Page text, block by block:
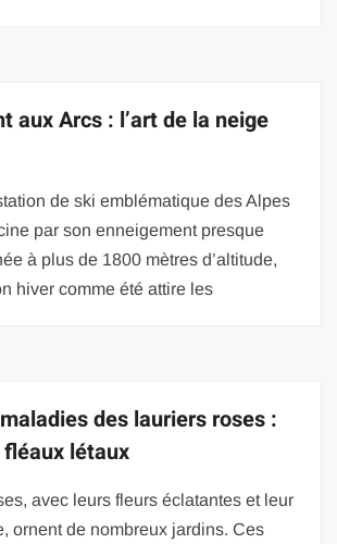
aux Arcs : l’art de la neige
de ski emblématique des Alpes
par son enneigement presque
à plus de 1800 mètres d’altitude,
hiver comme été attire les
des lauriers roses :
létaux
avec leurs fleurs éclatantes et leur
ornent de nombreux jardins. Ces